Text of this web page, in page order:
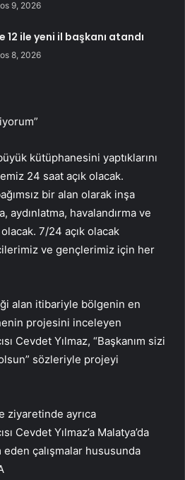
9, 2026
12 ile yeni il başkanı atandı
8, 2026
kütüphanesini yaptıklarını
24 saat açık olacak.
bir alan olarak inşa
aydınlatma, havalandırma ve
7/24 açık olacak
ve gençlerimiz için her
alan itibariyle bölgenin en
projesini inceleyen
Cevdet Yılmaz, “Başkanım sizi
sözleriyle projeyi
ziyaretinde ayrıca
Cevdet Yılmaz’a Malatya’da
eden çalışmalar hususunda